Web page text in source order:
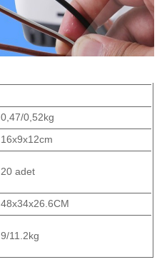
0,47/0,52kg
16x9x12cm
20 adet
48x34x26.6CM
9/11.2kg